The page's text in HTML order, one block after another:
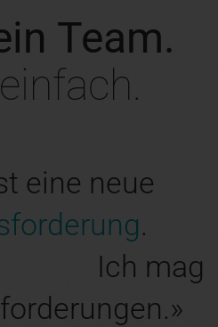
Team.
eine neue
.
Ich mag